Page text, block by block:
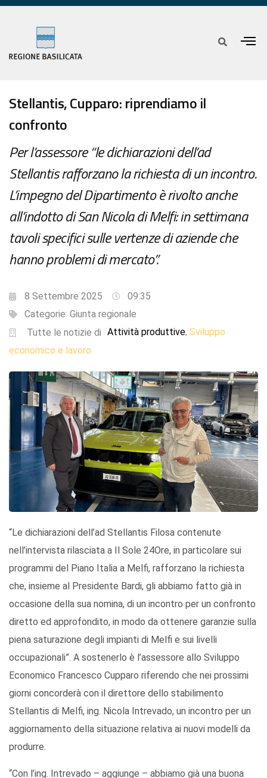
Stellantis, Cupparo: riprendiamo il
confronto
Per l’assessore “le dichiarazioni dell’ad
Stellantis rafforzano la richiesta di un incontro.
L’impegno del Dipartimento è rivolto anche
all’indotto di San Nicola di Melfi: in settimana
tavoli specifici sulle vertenze di aziende che
hanno problemi di mercato”.
8 Settembre 2025
09:35
Categorie: Giunta regionale
Tutte le notizie di Attività produttive, Sviluppo
economico e lavoro
“Le dichiarazioni dell’ad Stellantis Filosa contenute
nell’intervista rilasciata a Il Sole 24Ore, in particolare sui
programmi del Piano Italia a Melfi, rafforzano la richiesta
che, insieme al Presidente Bardi, gli abbiamo fatto già in
occasione della sua nomina, di un incontro per un confronto
diretto ed approfondito, in modo da ottenere garanzie sulla
piena saturazione degli impianti di Melfi e sui livelli
occupazionali”. A sostenerlo è l’assessore allo Sviluppo
Economico Francesco Cupparo riferendo che nei prossimi
giorni concorderà con il direttore dello stabilimento
Stellantis di Melfi, ing. Nicola Intrevado, un incontro per un
aggiornamento della situazione relativa ai nuovi modelli da
produrre.
“Con l’ing. Intrevado – aggiunge – abbiamo già una buona